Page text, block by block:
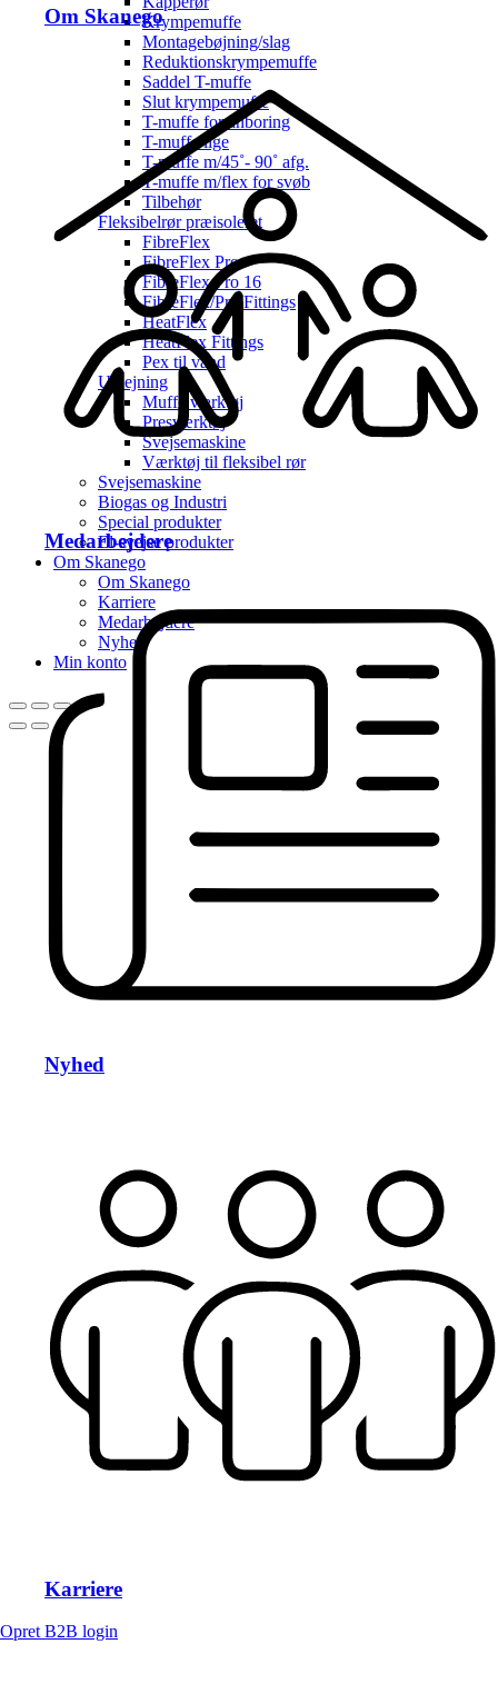
Om Skanego
Medarbejdere
Nyhed
Karriere
Opret B2B login
Krympemuffe
Montagebøjning/slag
Reduktionskrympemuffe
Saddel T-muffe
Slut krympemuffe
T-muffe for anboring
T-muffe lige
T-muffe m/45˚- 90˚ afg.
T-muffe m/flex for svøb
Tilbehør
Fleksibelrør præisoleret
FibreFlex
FibreFlex Pro
FibreFlex Pro 16
FibreFlex/Pro Fittings
HeatFlex
HeatFlex Fittings
Pex til vand
Udlejning
Muffe værktøj
Presværktøj
Svejsemaskine
Værktøj til fleksibel rør
Svejsemaskine
Biogas og Industri
Special produkter
El-svejse produkter
Om Skanego
Om Skanego
Karriere
Medarbejdere
Nyhed
Min konto